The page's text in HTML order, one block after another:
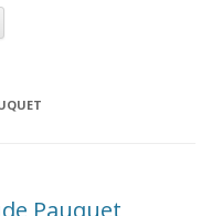
Aller
contenu
Pauquet